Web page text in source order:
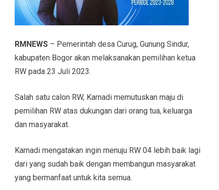
RMNEWS – Pemerintah desa Curug, Gunung Sindur,
kabupaten Bogor akan melaksanakan pemilihan ketua
RW pada 23 Juli 2023.
Salah satu calon RW, Karnadi memutuskan maju di
pemilihan RW atas dukungan dari orang tua, keluarga
dan masyarakat.
Karnadi mengatakan ingin menuju RW 04 lebih baik lagi
dari yang sudah baik dengan membangun masyarakat
yang bermanfaat untuk kita semua.